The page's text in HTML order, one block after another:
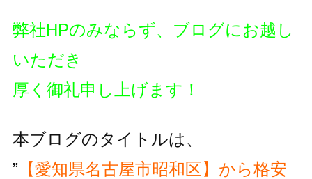
弊社HPのみならず、ブログにお越し
いただき
厚く御礼申し上げます！
本ブログのタイトルは、
”【愛知県名古屋市昭和区】から格安